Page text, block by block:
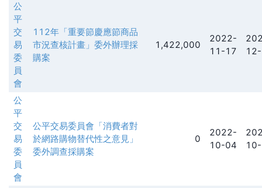
公
平
交
易
委
員
會
112年「重要節慶應節商品
市況查核計畫」委外辦理採
購案
1,422,000
2022-
11-17
公
平
交
易
委
員
會
公平交易委員會「消費者對
於網路購物替代性之意見」
委外調查採購案
0
2022-
10-04